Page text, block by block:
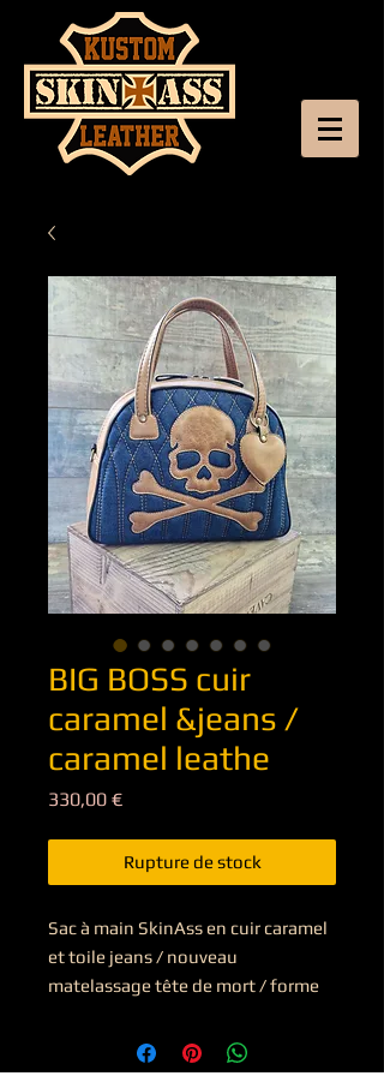
BIG BOSS cuir
caramel &jeans /
caramel leathe
330,00 €Prix
Rupture de stock
Sac à main SkinAss en cuir caramel
et toile jeans / nouveau
matelassage tête de mort / forme
intérieur doublé tissu velour rouge
tête de mort avec poches / sangle